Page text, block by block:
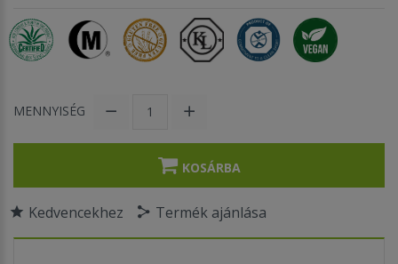
MENNYISÉG
KOSÁRBA
Kedvencekhez Termék ajánlása